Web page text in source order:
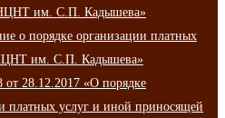
им. С.П. Кадышева»
о порядке организации платных
им. С.П. Кадышева»
28.12.2017 «О порядке
платных услуг и иной приносящей